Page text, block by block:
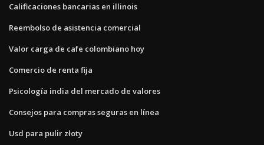
Calificaciones bancarias en illinois
Reembolso de asistencia comercial
Valor carga de cafe colombiano hoy
Comercio de renta fija
Psicología india del mercado de valores
Consejos para compras seguras en línea
Usd para pulir złoty